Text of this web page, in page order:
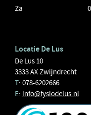
Za
Locatie De Lus
De Lus 10
3333 AX Zwijndrecht
T: 078-6202666
E: info@fysiodelus.nl